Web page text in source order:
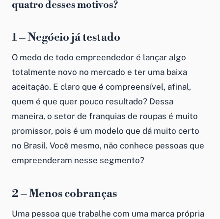
quatro desses motivos?
1 – Negócio já testado
O medo de todo empreendedor é lançar algo
totalmente novo no mercado e ter uma baixa
aceitação. E claro que é compreensível, afinal,
quem é que quer pouco resultado? Dessa
maneira, o setor de franquias de roupas é muito
promissor, pois é um modelo que dá muito certo
no Brasil. Você mesmo, não conhece pessoas que
empreenderam nesse segmento?
2 – Menos cobranças
Uma pessoa que trabalhe com uma marca própria